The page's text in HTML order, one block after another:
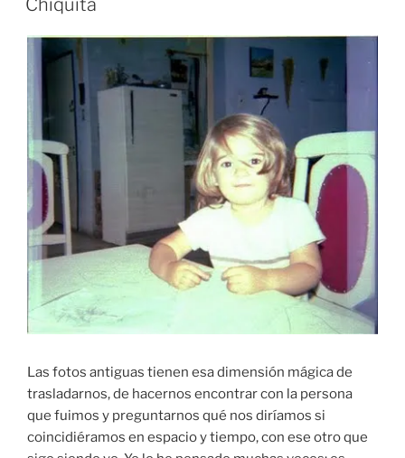
Chiquita
Las fotos antiguas tienen esa dimensión mágica de
trasladarnos, de hacernos encontrar con la persona
que fuimos y preguntarnos qué nos diríamos si
coincidiéramos en espacio y tiempo, con ese otro que